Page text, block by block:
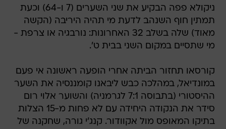
ניקולא פפה הבקיע את שני השערים (7 ו-64) וכעת
תמתין חוף השנהב לדעת מי תהיה היריבה (הקשה
מאוד) שלה בשלב 32 האחרונות: נורבגיה או צרפת -
מי שתסיים במקום השני בבית ט'.
קורסאו תחזור הביתה אחרי הופעה ראשונה אי פעם
במונדיאל, במהלכה כבש ליבאנו קומננסיה את השער
ההיסטורי (בתבוסה 7:1 לגרמניה) והשוער אלוי רום
סידר את הנקודה היחידה עם לא פחות מ-15 הצלות
בתיקו המאופס מול אקוודור. קנג'י גורה, שחקנה של